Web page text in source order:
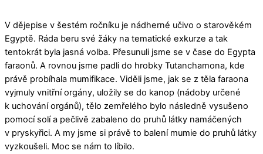
V dějepise v šestém ročníku je nádherné učivo o starověkém
Egyptě. Ráda beru své žáky na tematické exkurze a tak
tentokrát byla jasná volba. Přesunuli jsme se v čase do Egypta
faraonů. A rovnou jsme padli do hrobky Tutanchamona, kde
právě probíhala mumifikace. Viděli jsme, jak se z těla faraona
vyjmuly vnitřní orgány, uložily se do kanop (nádoby určené
k uchování orgánů), tělo zemřelého bylo následně vysušeno
pomocí solí a pečlivě zabaleno do pruhů látky namáčených
v pryskyřici. A my jsme si právě to balení mumie do pruhů látky
vyzkoušeli. Moc se nám to líbilo.